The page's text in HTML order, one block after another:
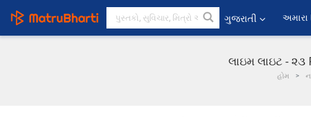
ગુજરાતી અમારા
લાઇમ લાઇટ - ૨૩
હોમ